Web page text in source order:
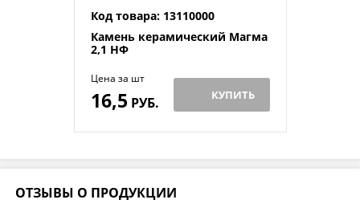
Код товара: 13110000
Камень керамический Магма
2,1 НФ
Цена за шт
16,5 РУБ. КУПИТЬ
ОТЗЫВЫ О ПРОДУКЦИИ